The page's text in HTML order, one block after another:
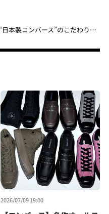
「“日本製コンバース”のこだわりが半端ない！」美シルエット＆最高の履き心地を体感せよ
2026/07/09 19:00